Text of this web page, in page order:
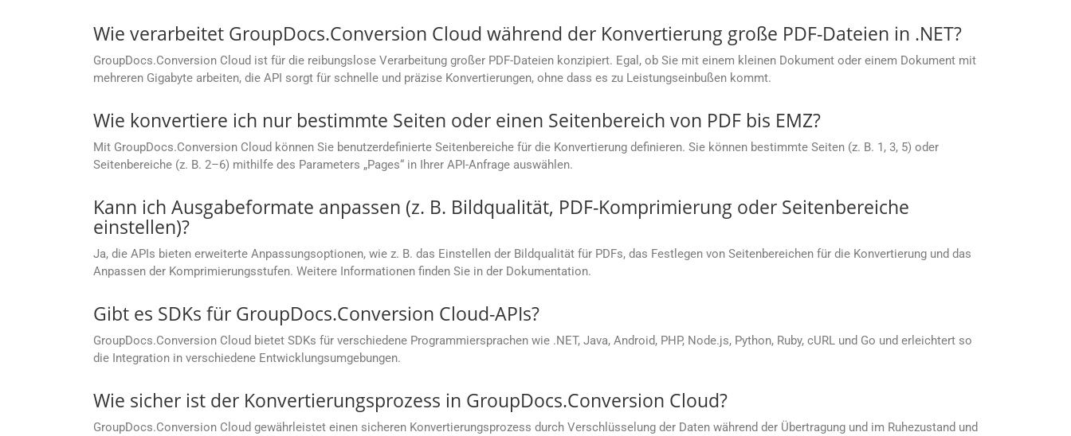
Wie verarbeitet GroupDocs.Conversion Cloud während der Konvertierung große PDF-Dateien in .NET?
GroupDocs.Conversion Cloud ist für die reibungslose Verarbeitung großer PDF-Dateien konzipiert. Egal, ob Sie mit einem kleinen Dokument oder einem Dokument mit
mehreren Gigabyte arbeiten, die API sorgt für schnelle und präzise Konvertierungen, ohne dass es zu Leistungseinbußen kommt.
Wie konvertiere ich nur bestimmte Seiten oder einen Seitenbereich von PDF bis EMZ?
Mit GroupDocs.Conversion Cloud können Sie benutzerdefinierte Seitenbereiche für die Konvertierung definieren. Sie können bestimmte Seiten (z. B. 1, 3, 5) oder
Seitenbereiche (z. B. 2–6) mithilfe des Parameters „Pages“ in Ihrer API-Anfrage auswählen.
Kann ich Ausgabeformate anpassen (z. B. Bildqualität, PDF-Komprimierung oder Seitenbereiche
einstellen)?
Ja, die APIs bieten erweiterte Anpassungsoptionen, wie z. B. das Einstellen der Bildqualität für PDFs, das Festlegen von Seitenbereichen für die Konvertierung und das
Anpassen der Komprimierungsstufen. Weitere Informationen finden Sie in der Dokumentation.
Gibt es SDKs für GroupDocs.Conversion Cloud-APIs?
GroupDocs.Conversion Cloud bietet SDKs für verschiedene Programmiersprachen wie .NET, Java, Android, PHP, Node.js, Python, Ruby, cURL und Go und erleichtert so
die Integration in verschiedene Entwicklungsumgebungen.
Wie sicher ist der Konvertierungsprozess in GroupDocs.Conversion Cloud?
GroupDocs.Conversion Cloud gewährleistet einen sicheren Konvertierungsprozess durch Verschlüsselung der Daten während der Übertragung und im Ruhezustand und